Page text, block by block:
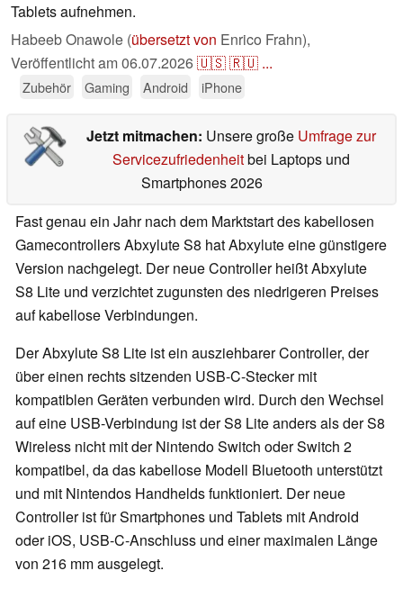
Tablets aufnehmen.
Habeeb Onawole (übersetzt von Enrico Frahn),
Veröffentlicht am06.07.2026🇺🇸🇷🇺 ...
Zubehör Gaming Android iPhone
Jetzt mitmachen: Unsere große Umfrage zur
Servicezufriedenheitbei Laptops und
Smartphones 2026
Fast genau ein Jahr nach dem Marktstart des kabellosen
Gamecontrollers Abxylute S8 hat Abxylute eine günstigere
Version nachgelegt. Der neue Controller heißt Abxylute
S8 Lite und verzichtet zugunsten des niedrigeren Preises
auf kabellose Verbindungen.
Der Abxylute S8 Lite ist ein ausziehbarer Controller, der
über einen rechts sitzenden USB-C-Stecker mit
kompatiblen Geräten verbunden wird. Durch den Wechsel
auf eine USB-Verbindung ist der S8 Lite anders als der S8
Wireless nicht mit der Nintendo Switch oder Switch 2
kompatibel, da das kabellose Modell Bluetooth unterstützt
und mit Nintendos Handhelds funktioniert. Der neue
Controller ist für Smartphones und Tablets mit Android
oder iOS, USB-C-Anschluss und einer maximalen Länge
von 216 mm ausgelegt.